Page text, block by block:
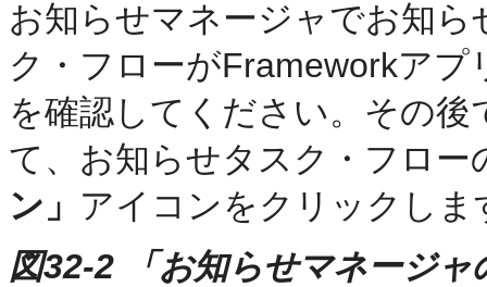
お知らせマネージャでお知
ク・フローがFrameworkア
を確認してください。その
て、お知らせタスク・フロー
ン」 アイコンをクリックしま
図32-2 「お知らせマネージ